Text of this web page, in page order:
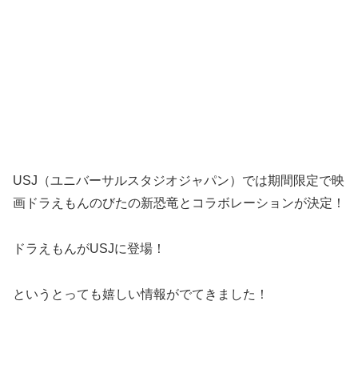
USJ（ユニバーサルスタジオジャパン）では期間限定で映
画ドラえもんのびたの新恐竜とコラボレーションが決定！
ドラえもんがUSJに登場！
というとっても嬉しい情報がでてきました！